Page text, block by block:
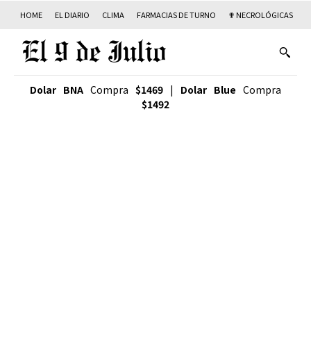
HOME EL DIARIO CLIMA FARMACIAS DE TURNO ✟ NECROLÓGICAS
Dolar BNA Compra $1469 | Dolar Blue Compra
$1492